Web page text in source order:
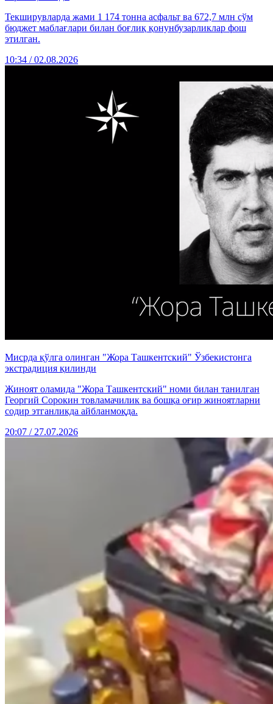
Текширувларда жами 1 174 тонна асфальт ва 672,7 млн сўм
бюджет маблағлари билан боғлиқ қонунбузарликлар фош
этилган.
10:34 / 02.08.2026
Мисрда қўлга олинган "Жора Ташкентский" Ўзбекистонга
экстрадиция қилинди
Жиноят оламида "Жора Ташкентский" номи билан танилган
Георгий Сорокин товламачилик ва бошқа оғир жиноятларни
содир этганликда айбланмоқда.
20:07 / 27.07.2026